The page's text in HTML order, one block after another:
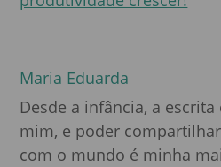
Maria Eduarda
Desde a infância, a
mim, e poder
com o mundo é minha